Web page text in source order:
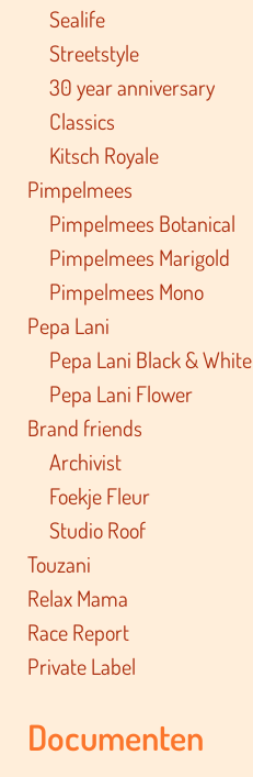
Sealife
Streetstyle
30 year anniversary
Classics
Kitsch Royale
Pimpelmees
Pimpelmees Botanical
Pimpelmees Marigold
Pimpelmees Mono
Pepa Lani
Pepa Lani Black & White
Pepa Lani Flower
Brand friends
Archivist
Foekje Fleur
Studio Roof
Touzani
Relax Mama
Race Report
Private Label
Documenten